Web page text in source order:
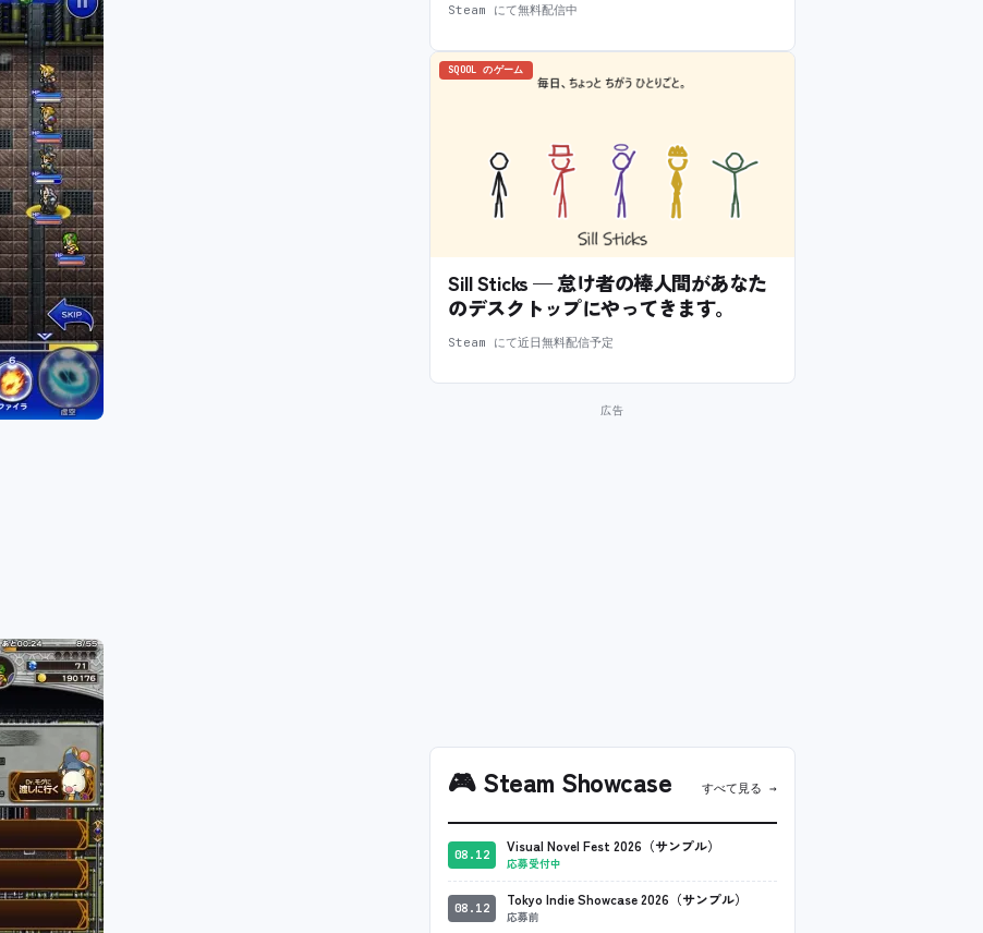
Steam にて無料配信中
SQOOL のゲーム
Sill Sticks — 怠け者の棒人間があなた
のデスクトップにやってきます。
Steam にて近日無料配信予定
🎮Steam Showcase すべて見る →
08.12 Visual Novel Fest 2026（サンプル）
応募受付中
08.12 Tokyo Indie Showcase 2026（サンプル）
応募前